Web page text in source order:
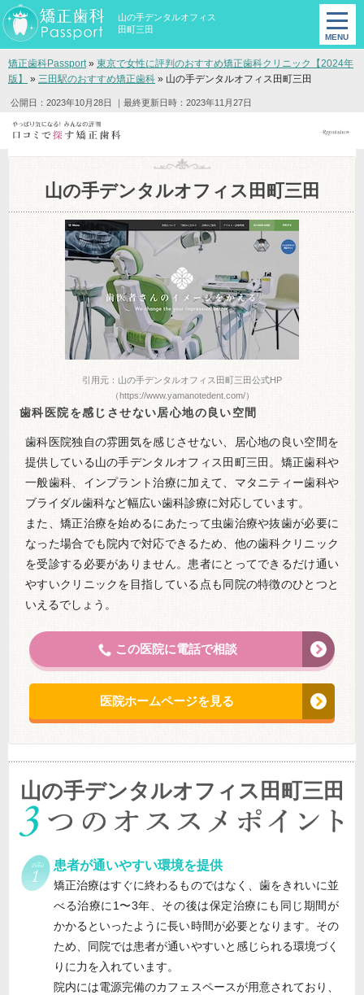
山の手デンタルオフィス
田町三田
矯正歯科Passport» 東京で女性に評判のおすすめ矯正歯科クリニック【2024年
版】
» 三田駅のおすすめ矯正歯科 » 山の手デンタルオフィス田町三田
公開日：2023年10月28日 ｜最終更新日時：2023年11月27日
山の手デンタルオフィス田町三田
引用元：山の手デンタルオフィス田町三田公式HP
（https://www.yamanotedent.com/）
歯科医院を感じさせない居心地の良い空間
歯科医院独自の雰囲気を感じさせない、居心地の良い空間を
提供している山の手デンタルオフィス田町三田。矯正歯科や
一般歯科、インプラント治療に加えて、マタニティー歯科や
ブライダル歯科など幅広い歯科診療に対応しています。
また、矯正治療を始めるにあたって虫歯治療や抜歯が必要に
なった場合でも院内で対応できるため、他の歯科クリニック
を受診する必要がありません。患者にとってできるだけ通い
やすいクリニックを目指している点も同院の特徴のひとつと
いえるでしょう。
この医院に電話で相談
医院ホームページを見る
山の手デンタルオフィス田町三田
患者が通いやすい環境を提供
矯正治療はすぐに終わるものではなく、歯をきれいに並
べる治療に1〜3年、その後は保定治療にも同じ期間が
かかるといったように長い時間が必要となります。その
ため、同院では患者が通いやすいと感じられる環境づく
りに力を入れています。
院内には電源完備のカフェスペースが用意されており、